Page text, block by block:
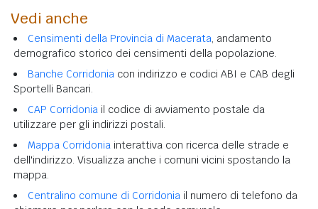
Vedi anche
Censimenti della Provincia di Macerata, andamento
demografico storico dei censimenti della popolazione.
Banche Corridonia con indirizzo e codici ABI e CAB degli
Sportelli Bancari.
CAP Corridonia il codice di avviamento postale da
utilizzare per gli indirizzi postali.
Mappa Corridonia interattiva con ricerca delle strade e
dell'indirizzo. Visualizza anche i comuni vicini spostando la
mappa.
Centralino comune di Corridonia il numero di telefono da